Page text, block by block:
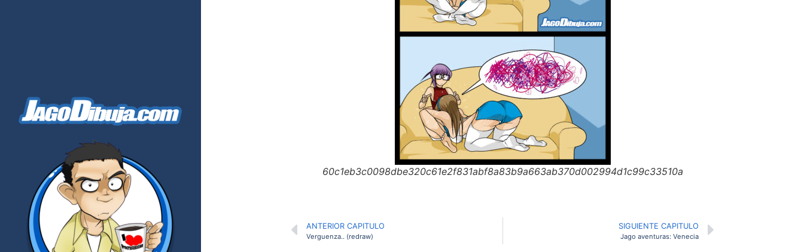
60c1eb3c0098dbe320c61e2f831abf8a83b9a663ab370d002994d1c99c33510a
ANTERIOR CAPITULO
Verguenza.. (redraw)
SIGUIENTE CAPITULO
Jago aventuras: Venecia